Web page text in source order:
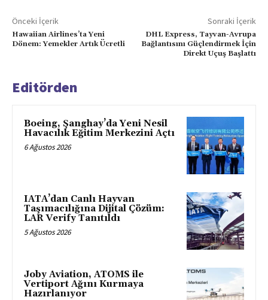
Önceki İçerik
Hawaiian Airlines’ta Yeni
Dönem: Yemekler Artık Ücretli
Sonraki İçerik
DHL Express, Tayvan-Avrupa
Bağlantısını Güçlendirmek İçin
Direkt Uçuş Başlattı
Editörden
Boeing, Şanghay’da Yeni Nesil
Havacılık Eğitim Merkezini Açtı
6 Ağustos 2026
IATA’dan Canlı Hayvan
Taşımacılığına Dijital Çözüm:
LAR Verify Tanıtıldı
5 Ağustos 2026
Joby Aviation, ATOMS ile
Vertiport Ağını Kurmaya
Hazırlanıyor